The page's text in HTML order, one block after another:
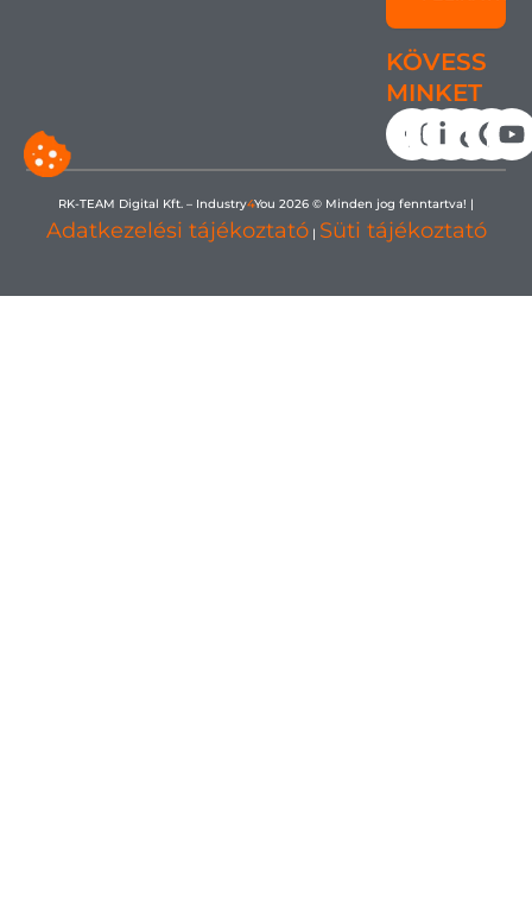
KÖVESS
MINKET
RK-TEAM Digital Kft. – Industry4You 2026 © Minden jog fenntartva! |
Adatkezelési tájékoztató| Süti tájékoztató